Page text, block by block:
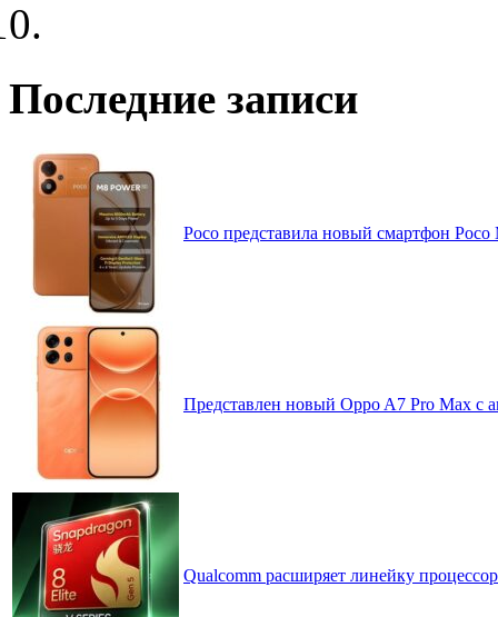
Последние записи
Poco представила новый смартфон
Представлен новый Oppo A7 Pro Max с
Qualcomm расширяет линейку